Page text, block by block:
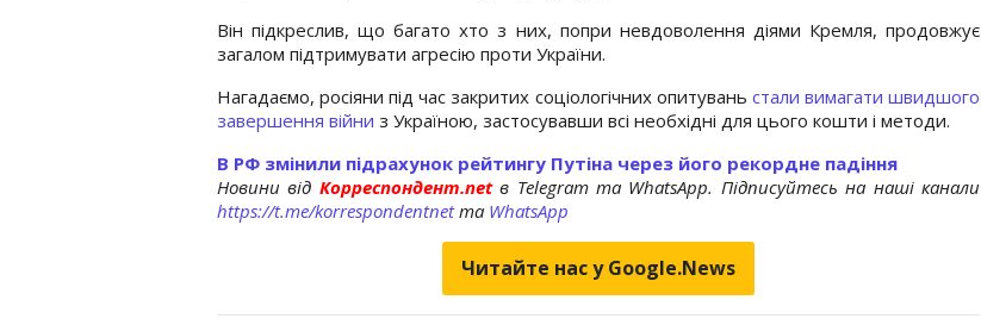
Він підкреслив, що багато хто з них, попри невдоволення діями Кремля, продовжує
загалом підтримувати агресію проти України.
Нагадаємо, росіяни під час закритих соціологічних опитувань стали вимагати швидшого
завершення війни з Україною, застосувавши всі необхідні для цього кошти і методи.
В РФ змінили підрахунок рейтингу Путіна через його рекордне падіння
Новини від Корреспондент.netв Telegram та WhatsApp. Підписуйтесь на наші канали
https://t.me/korrespondentnetта WhatsApp
Читайте нас у Google.News